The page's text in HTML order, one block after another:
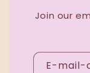
Join our
E-mail-